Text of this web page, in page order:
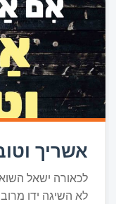
אשריך
לכאורה ישאל
לא השיגה ידו